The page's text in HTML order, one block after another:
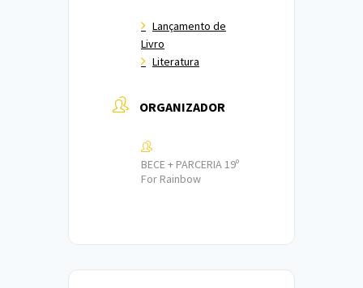
Lançamento de
Livro
Literatura
ORGANIZADOR
BECE + PARCERIA 19º
For Rainbow